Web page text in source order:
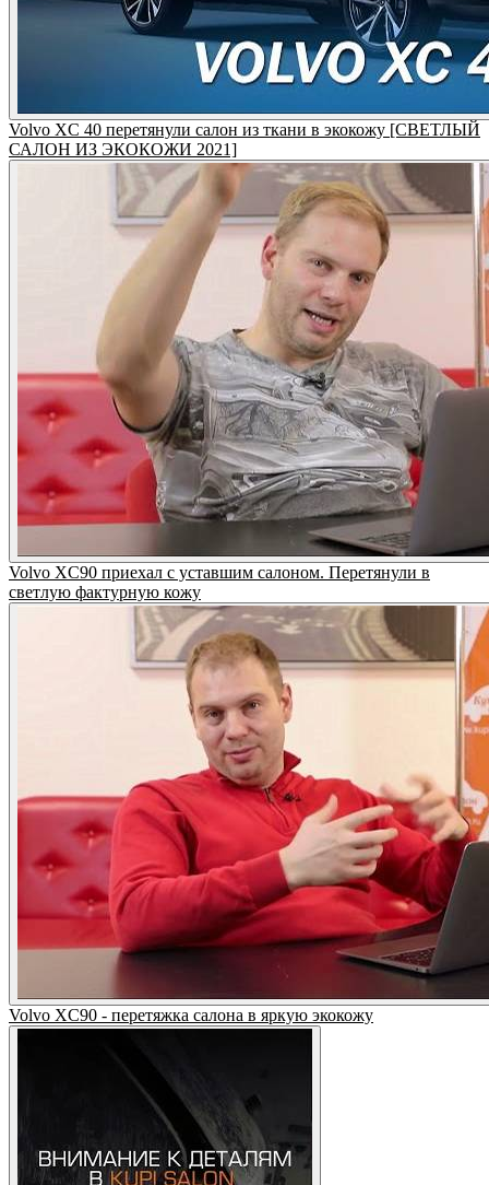
Volvo XC 40 перетянули салон из ткани в экокожу [СВЕТЛЫЙ
САЛОН ИЗ ЭКОКОЖИ 2021]
Volvo XC90 приехал с уставшим салоном. Перетянули в
светлую фактурную кожу
Volvo XC90 - перетяжка салона в яркую экокожу